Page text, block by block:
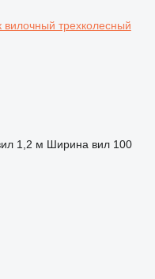
вилочный трехколесный
1,2 м Ширина вил 100